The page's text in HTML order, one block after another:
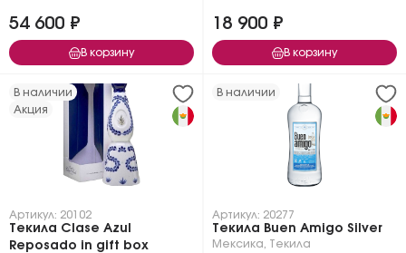
54 600 ₽
В корзину
18 900 ₽
В корзину
В наличии
Акция
Артикул: 20102
Текила Clase Azul
Reposado in gift box
В наличии
Артикул: 20277
Текила Buen Amigo Silver
Мексика Текила